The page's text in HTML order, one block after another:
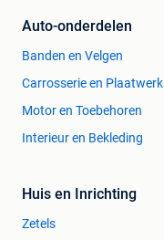
Auto-onderdelen
Banden en Velgen
Carrosserie en Plaatwerk
Motor en Toebehoren
Interieur en Bekleding
Huis en Inrichting
Zetels